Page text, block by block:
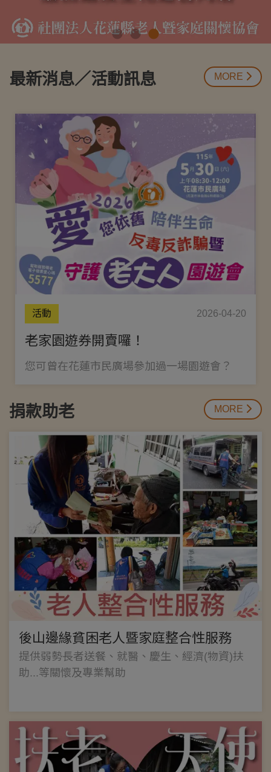
最新消息／活動訊息 MORE
活動 2026-04-20
老家園遊券開賣囉！
您可曾在花蓮市民廣場參加過一場園遊會？
捐款助老 MORE
後山邊緣貧困老人暨家庭整合性服務
提供弱勢長者送餐、就醫、慶生、經濟(物資)扶
助...等關懷及專業幫助